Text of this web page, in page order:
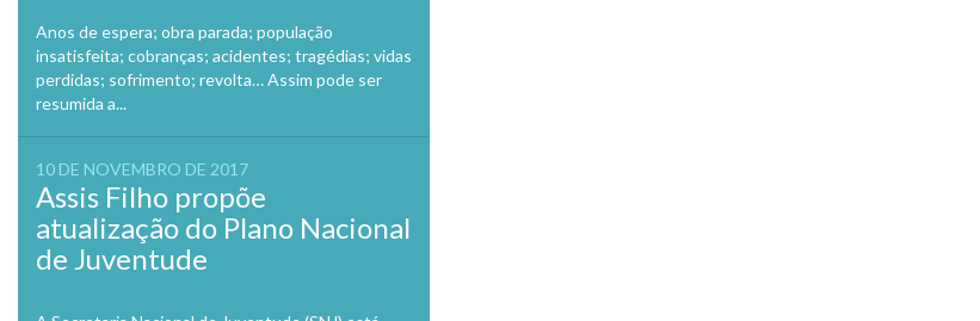
Anos de espera; obra parada; população
insatisfeita; cobranças; acidentes; tragédias; vidas
perdidas; sofrimento; revolta… Assim pode ser
resumida a...
10 DE NOVEMBRO DE 2017
Assis Filho propõe
atualização do Plano Nacional
de Juventude